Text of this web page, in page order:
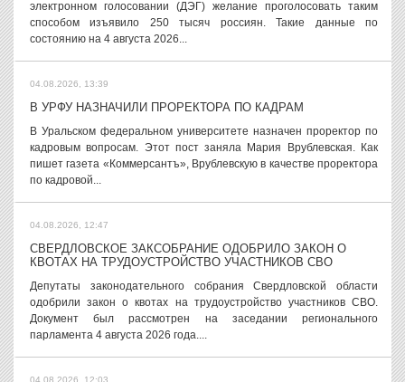
электронном голосовании (ДЭГ) желание проголосовать таким
способом изъявило 250 тысяч россиян. Такие данные по
состоянию на 4 августа 2026...
04.08.2026, 13:39
В УРФУ НАЗНАЧИЛИ ПРОРЕКТОРА ПО КАДРАМ
В Уральском федеральном университете назначен проректор по
кадровым вопросам. Этот пост заняла Мария Врублевская. Как
пишет газета «Коммерсантъ», Врублевскую в качестве проректора
по кадровой...
04.08.2026, 12:47
СВЕРДЛОВСКОЕ ЗАКСОБРАНИЕ ОДОБРИЛО ЗАКОН О
КВОТАХ НА ТРУДОУСТРОЙСТВО УЧАСТНИКОВ СВО
Депутаты законодательного собрания Свердловской области
одобрили закон о квотах на трудоустройство участников СВО.
Документ был рассмотрен на заседании регионального
парламента 4 августа 2026 года....
04.08.2026, 12:03